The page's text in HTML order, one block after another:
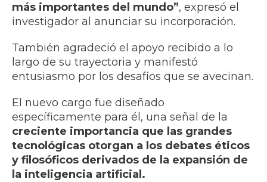
más importantes del mundo”, expresó el
investigador al anunciar su incorporación.
También agradeció el apoyo recibido a lo
largo de su trayectoria y manifestó
entusiasmo por los desafíos que se avecinan.
El nuevo cargo fue diseñado
específicamente para él, una señal de la
creciente importancia que las grandes
tecnológicas otorgan a los debates éticos
y filosóficos derivados de la expansión de
la inteligencia artificial.